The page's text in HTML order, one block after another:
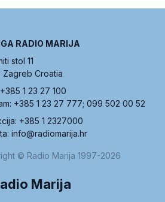
RADIO MARIJA
stol 11
Zagreb Croatia
1 23 27 100
+385 1 23 27 777; 099 502 00 52
+385 1 2327000
info@radiomarija.hr
© Radio Marija 1997-2026
Marija